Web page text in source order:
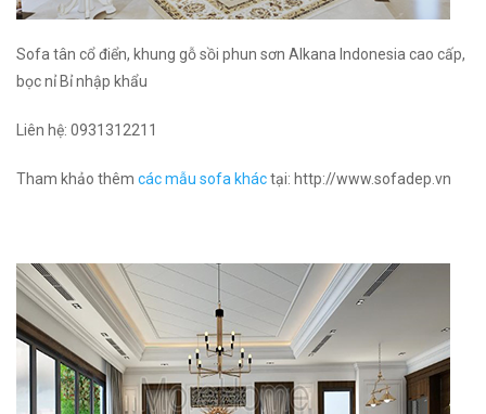
Sofa tân cổ điển, khung gỗ sồi phun sơn Alkana Indonesia cao cấp,
bọc nỉ Bỉ nhập khẩu
Liên hệ: 0931312211
Tham khảo thêm các mẫu sofa kháctại: http://www.sofadep.vn